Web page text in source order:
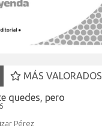
MÁS VALORADOS
quedes, pero
Pérez